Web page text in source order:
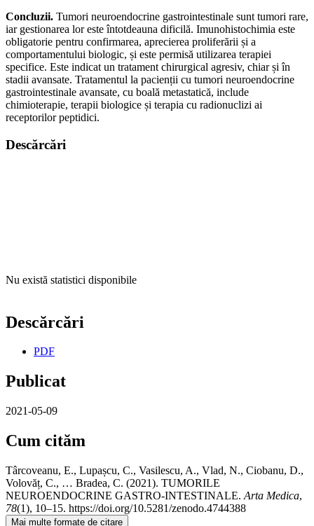
Concluzii. Tumori neuroendocrine gastrointestinale sunt tumori rare,
iar gestionarea lor este întotdeauna dificilă. Imunohistochimia este
obligatorie pentru confirmarea, aprecierea proliferării și a
comportamentului biologic, și este permisă utilizarea terapiei
specifice. Este indicat un tratament chirurgical agresiv, chiar și în
stadii avansate. Tratamentul la pacienții cu tumori neuroendocrine
gastrointestinale avansate, cu boală metastatică, include
chimioterapie, terapii biologice și terapia cu radionuclizi ai
receptorilor peptidici.
Descărcări
Nu există statistici disponibile
Descărcări
PDF
Publicat
2021-05-09
Cum cităm
Târcoveanu, E., Lupașcu, C., Vasilescu, A., Vlad, N., Ciobanu, D.,
Volovăț, C., … Bradea, C. (2021). TUMORILE
NEUROENDOCRINE GASTRO-INTESTINALE. Arta Medica,
78(1), 10–15. https://doi.org/10.5281/zenodo.4744388
Mai multe formate de citare